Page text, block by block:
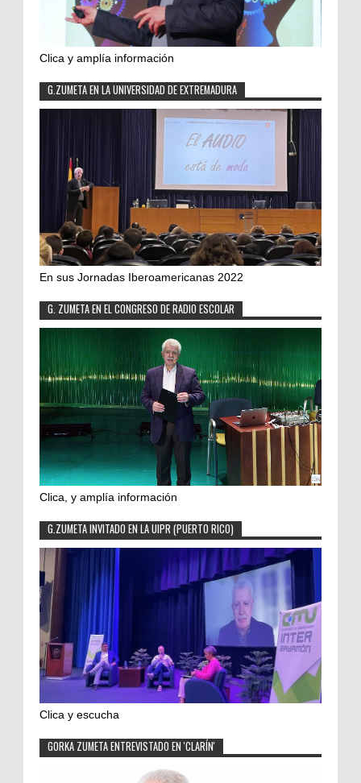
Clica y amplía información
G.ZUMETA EN LA UNIVERSIDAD DE EXTREMADURA
En sus Jornadas Iberoamericanas 2022
G. ZUMETA EN EL CONGRESO DE RADIO ESCOLAR
Clica, y amplía información
G.ZUMETA INVITADO EN LA UIPR (PUERTO RICO)
Clica y escucha
GORKA ZUMETA ENTREVISTADO EN 'CLARÍN'